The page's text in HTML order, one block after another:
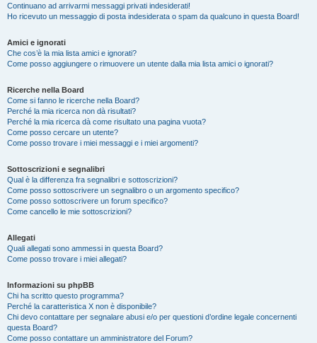
Continuano ad arrivarmi messaggi privati indesiderati!
Ho ricevuto un messaggio di posta indesiderata o spam da qualcuno in questa Board!
Amici e ignorati
Che cos’è la mia lista amici e ignorati?
Come posso aggiungere o rimuovere un utente dalla mia lista amici o ignorati?
Ricerche nella Board
Come si fanno le ricerche nella Board?
Perché la mia ricerca non dà risultati?
Perché la mia ricerca dà come risultato una pagina vuota?
Come posso cercare un utente?
Come posso trovare i miei messaggi e i miei argomenti?
Sottoscrizioni e segnalibri
Qual è la differenza fra segnalibri e sottoscrizioni?
Come posso sottoscrivere un segnalibro o un argomento specifico?
Come posso sottoscrivere un forum specifico?
Come cancello le mie sottoscrizioni?
Allegati
Quali allegati sono ammessi in questa Board?
Come posso trovare i miei allegati?
Informazioni su phpBB
Chi ha scritto questo programma?
Perché la caratteristica X non è disponibile?
Chi devo contattare per segnalare abusi e/o per questioni d’ordine legale concernenti
questa Board?
Come posso contattare un amministratore del Forum?